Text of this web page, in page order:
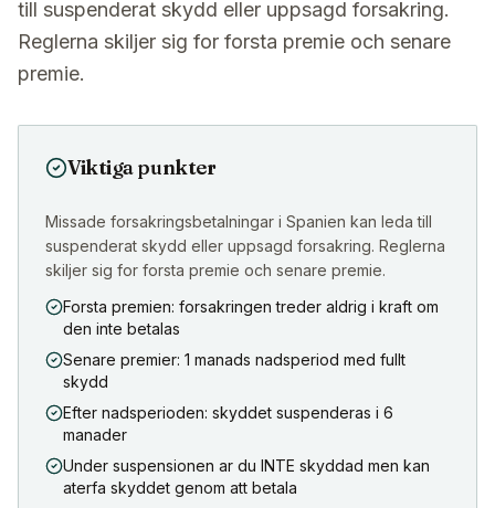
till suspenderat skydd eller uppsagd forsakring.
Reglerna skiljer sig for forsta premie och senare
premie.
Viktiga punkter
Missade forsakringsbetalningar i Spanien kan leda till
suspenderat skydd eller uppsagd forsakring. Reglerna
skiljer sig for forsta premie och senare premie.
Forsta premien: forsakringen treder aldrig i kraft om
den inte betalas
Senare premier: 1 manads nadsperiod med fullt
skydd
Efter nadsperioden: skyddet suspenderas i 6
manader
Under suspensionen ar du INTE skyddad men kan
aterfa skyddet genom att betala